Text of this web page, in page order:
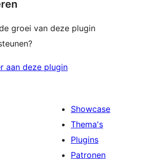
groei van deze plugin
aan deze plugin
Showcase
Thema's
Plugins
Patronen